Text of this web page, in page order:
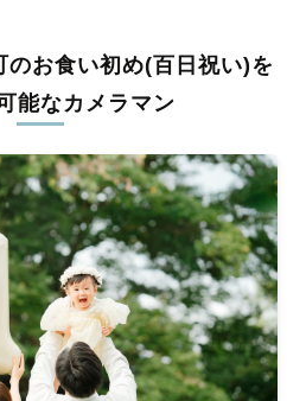
かりやすく安心の価格設定です。オ
に合格し、撮影技術やホスピタリテ
マンが全国47都道府県に在籍してい
美しく仕上げます
写真の明るさや色合いを丁寧に調
も、おしゃれで洗練された仕上がり
ってほしかった！」と思える一枚に
ラフの撮影事例をご覧ください。
のお食い初め(百日祝い)を
能なカメラマン